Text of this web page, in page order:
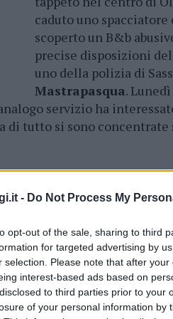
- Do Not Process My
opt-out of the sale, sharing to third
for targeted advertising by
selection. Please note that after
interest-based ads based on
to third parties prior to your
of your personal information by
caduto uno spacciatore
scoperto un B&b
precise disposizioni
uno della polizia di
Mastrapasqua.
servizio ha
di tutto si sono concentrate
Uffici operanti in quanto
nota -. Soggetto gravato da
recente passato, sono
a causa delle
oltre al proprietario
straniera due dei
nel territorio
centro storico di